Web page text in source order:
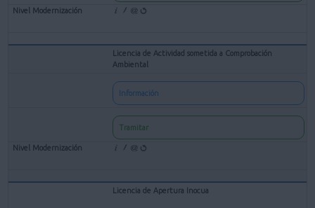
Licencia de Actividad sometida a Comprobación
Ambiental
Información
Tramitar
Licencia de Apertura Inocua